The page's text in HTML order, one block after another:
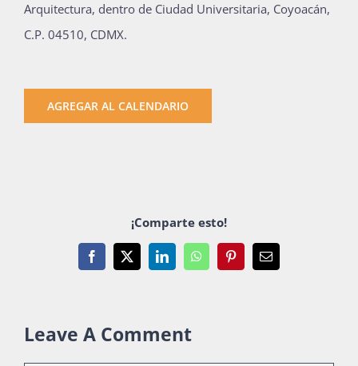
Arquitectura, dentro de Ciudad Universitaria, Coyoacán,
C.P. 04510, CDMX.
AGREGAR AL CALENDARIO
¡Comparte esto!
Facebook
X LinkedInWhatsAppPinterestEmail
Leave A Comment